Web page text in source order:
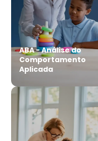
ABA - Análise do
Comportamento
Aplicada